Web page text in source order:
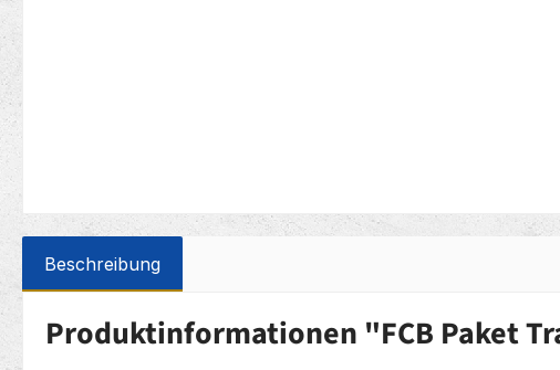
Beschreibung
Produktinformationen "FCB Paket